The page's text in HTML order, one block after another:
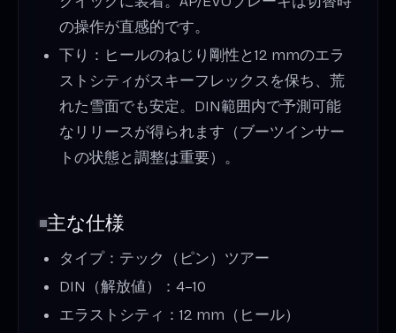
の操作が直感的です。
下り：ヒールのねじり剛性と12 mmのエラ
ストシティがスキーフレックスを保ち、荒
れた雪面でも安定。DIN範囲内で予測可能
なリリースが得られます（ブーツインサー
トの状態と調整は重要）。
主な仕様
タイプ：テック（ピン）ツアー
DIN（解放値）：4–10
エラストシティ：12 mm（ヒール）